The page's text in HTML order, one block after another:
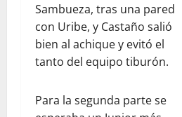
Sambueza, tras una pared
con Uribe, y Castaño salió
bien al achique y evitó el
tanto del equipo tiburón.
Para la segunda parte se